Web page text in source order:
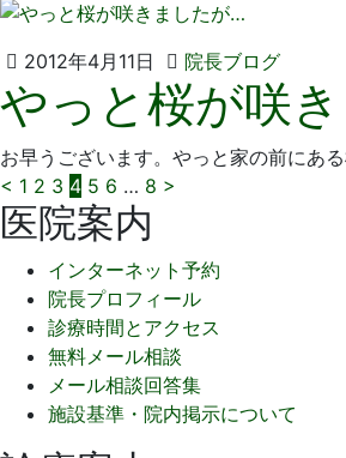
2012年4月11日 院長ブログ2012
年
4
月
い
そ
歯
科
やっと桜が咲
お早うございます。やっと家の前にあ
投
稿
の
ペ
ー
ジ
< 1 2 3 4 5 6 … 8 >
医院案内
インターネット予約
院長プロフィール
診療時間とアクセス
無料メール相談
メール相談回答集
施設基準・院内掲示について